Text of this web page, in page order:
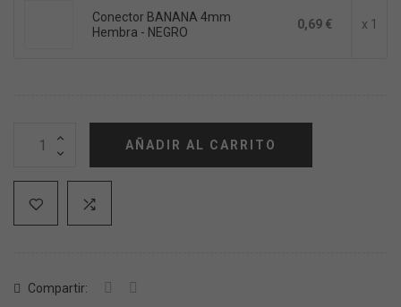
Conector BANANA 4mm
Hembra - NEGRO
0,69 € x 1
AÑADIR AL CARRITO
Compartir: